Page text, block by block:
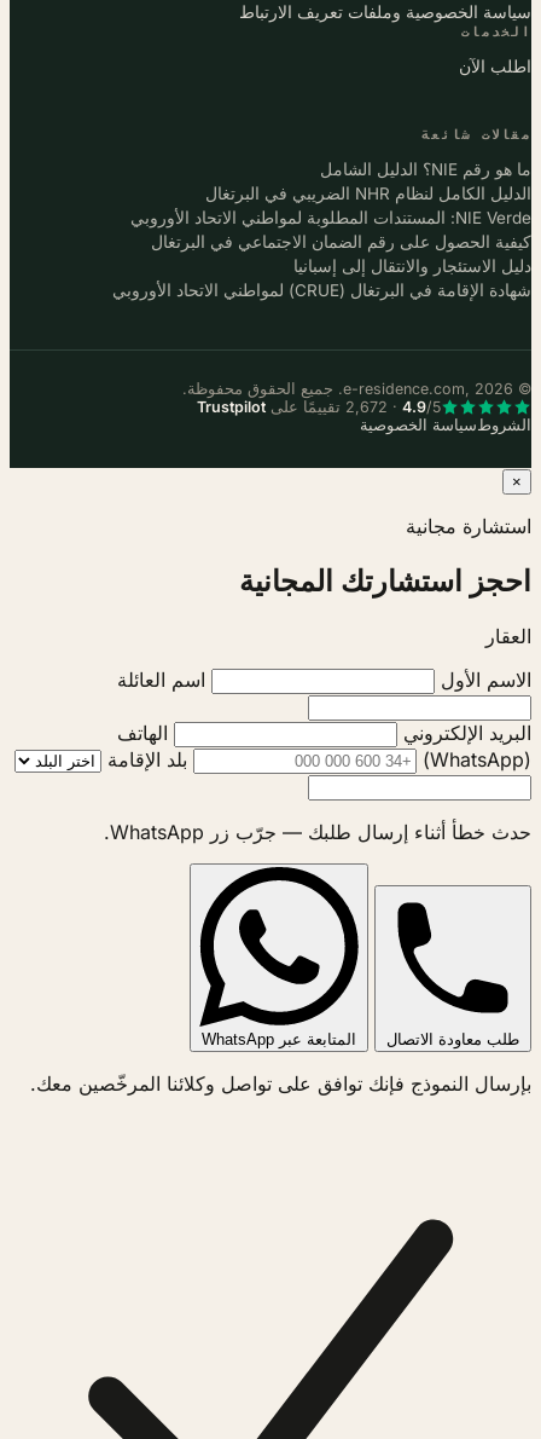
سياسة الخصوصية وملفات تعريف الارتباط
الخدمات
اطلب الآن
مقالات شائعة
ما هو رقم NIE؟ الدليل الشامل
الدليل الكامل لنظام NHR الضريبي في البرتغال
NIE Verde: المستندات المطلوبة لمواطني الاتحاد الأوروبي
كيفية الحصول على رقم الضمان الاجتماعي في البرتغال
دليل الاستئجار والانتقال إلى إسبانيا
شهادة الإقامة في البرتغال (CRUE) لمواطني الاتحاد الأوروبي
© e-residence.com, 2026. جميع الحقوق محفوظة.
4.9/5 · 2,672 تقييمًا على
Trustpilot
الشروطسياسة الخصوصية
×
استشارة مجانية
احجز استشارتك المجانية
العقار
الاسم الأول
اسم العائلة
البريد الإلكتروني
الهاتف
(WhatsApp)
بلد الإقامة
حدث خطأ أثناء إرسال طلبك — جرّب زر WhatsApp.
طلب معاودة الاتصال المتابعة عبر WhatsApp
بإرسال النموذج فإنك توافق على تواصل وكلائنا المرخّصين معك.